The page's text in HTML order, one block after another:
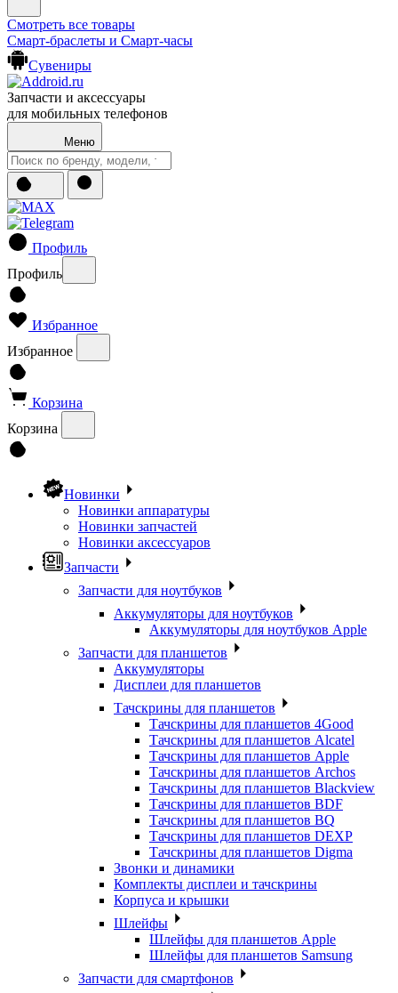
Смотреть все товары
Смарт-браслеты и Смарт-часы
Сувениры
Запчасти и аксессуары
для мобильных телефонов
Меню
Профиль
Профиль
Избранное
Избранное
Корзина
Корзина
Новинки
Новинки аппаратуры
Новинки запчастей
Новинки аксессуаров
Запчасти
Запчасти для ноутбуков
Аккумуляторы для ноутбуков
Аккумуляторы для ноутбуков Apple
Запчасти для планшетов
Аккумуляторы
Дисплеи для планшетов
Тачскрины для планшетов
Тачскрины для планшетов 4Good
Тачскрины для планшетов Alcatel
Тачскрины для планшетов Apple
Тачскрины для планшетов Archos
Тачскрины для планшетов Blackview
Тачскрины для планшетов BDF
Тачскрины для планшетов BQ
Тачскрины для планшетов DEXP
Тачскрины для планшетов Digma
Звонки и динамики
Комплекты дисплеи и тачскрины
Корпуса и крышки
Шлейфы
Шлейфы для планшетов Apple
Шлейфы для планшетов Samsung
Запчасти для смартфонов